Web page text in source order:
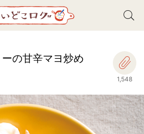
の甘辛マヨ炒め
1,548